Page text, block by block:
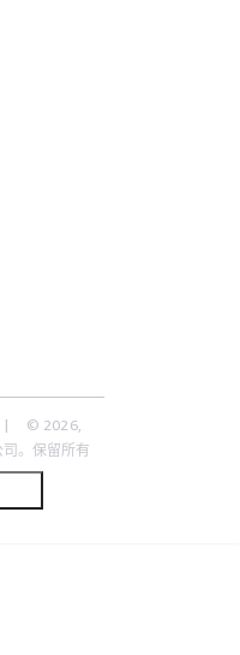
© 2026,
。保留所有